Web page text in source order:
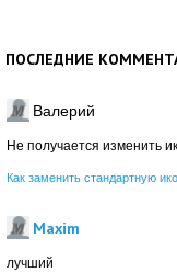
ПОСЛЕДНИЕ
Валерий
Не получается изменить
Как заменить стандартную
Maxim
лучший